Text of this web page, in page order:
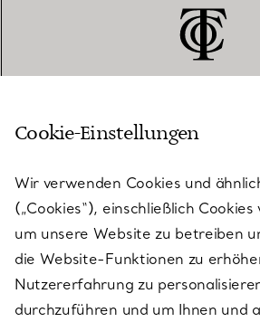
KUNDENSERVICE
SERVICES
ÜBER TIFFANY & CO.
Cookie-Einstellungen
Wir verwenden Cookies und
(„Cookies“), einschließlich
um unsere Website zu betreiben
die Website-Funktionen zu
Nutzererfahrung zu
durchzuführen und um Ihnen und